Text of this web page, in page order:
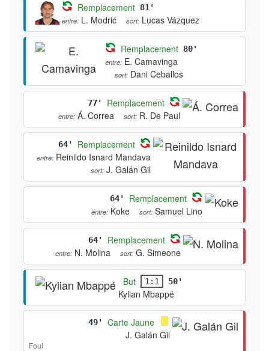
Remplacement 81'
entre: L. Modrić sort: Lucas Vázquez
Remplacement 80'
entre: E. Camavinga
sort: Dani Ceballos
77' Remplacement
entre: Á. Correa sort: R. De Paul
64' Remplacement
entre: Reinildo Isnard Mandava
sort: J. Galán Gil
64' Remplacement
entre: Koke sort: Samuel Lino
64' Remplacement
entre: N. Molina sort: G. Simeone
But 1:1 50'
Kylian Mbappé
49'
Carte Jaune
J. Galán Gil
Foul